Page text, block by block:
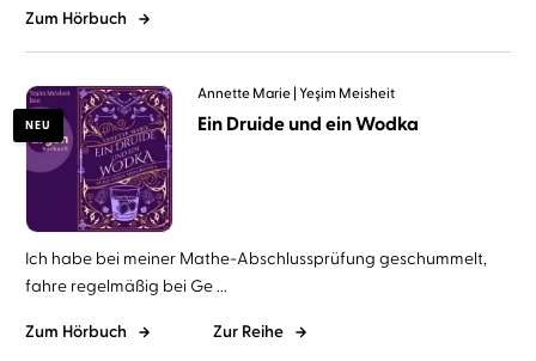
Zum Hörbuch
NEU
Annette Marie Yeşim Meisheit
Ein Druide und ein Wodka
Ich habe bei meiner Mathe-Abschlussprüfung geschummelt,
fahre regelmäßig bei Ge ...
Zum Hörbuch Zur Reihe